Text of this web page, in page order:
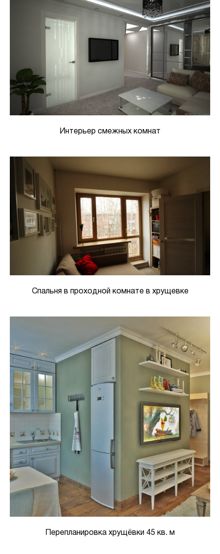
Интерьер смежных комнат
Спальня в проходной комнате в хрущевке
Перепланировка хрущёвки 45 кв. м